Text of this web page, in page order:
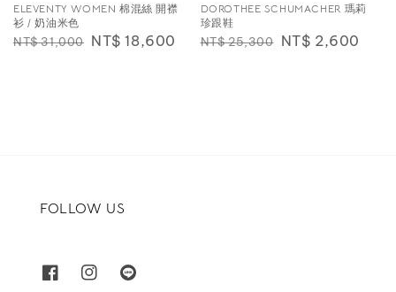
ELEVENTY WOMEN 棉混絲 開襟
衫 / 奶油米色
Regular
NT$ 31,000 Sale
NT$ 18,600
DOROTHEE SCHUMACHER 瑪莉
珍跟鞋
Regular
NT$ 25,300 Sale
NT$ 2,600
FOLLOW US